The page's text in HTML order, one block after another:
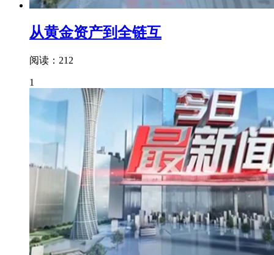
从黄金资产到全链互
阅读：212
1